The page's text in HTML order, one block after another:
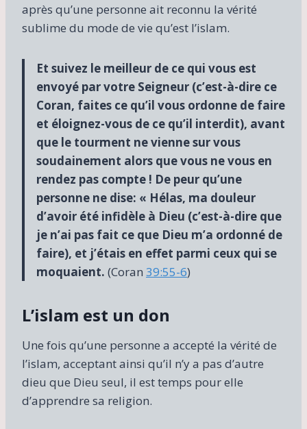
après qu’une personne ait reconnu la vérité
sublime du mode de vie qu’est l’islam.
Et suivez le meilleur de ce qui vous est
envoyé par votre Seigneur (c’est-à-dire ce
Coran, faites ce qu’il vous ordonne de faire
et éloignez-vous de ce qu’il interdit), avant
que le tourment ne vienne sur vous
soudainement alors que vous ne vous en
rendez pas compte ! De peur qu’une
personne ne dise: « Hélas, ma douleur
d’avoir été infidèle à Dieu (c’est-à-dire que
je n’ai pas fait ce que Dieu m’a ordonné de
faire), et j’étais en effet parmi ceux qui se
moquaient. (Coran 39:55-6)
L’islam est un don
Une fois qu’une personne a accepté la vérité de
l’islam, acceptant ainsi qu’il n’y a pas d’autre
dieu que Dieu seul, il est temps pour elle
d’apprendre sa religion.